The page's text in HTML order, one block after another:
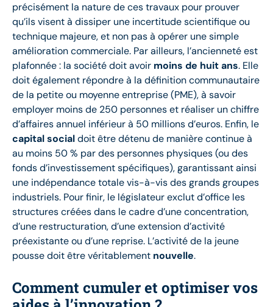
précisément la nature de ces travaux pour prouver
qu’ils visent à dissiper une incertitude scientifique ou
technique majeure, et non pas à opérer une simple
amélioration commerciale. Par ailleurs, l’ancienneté est
plafonnée : la société doit avoir moins de huit ans. Elle
doit également répondre à la définition communautaire
de la petite ou moyenne entreprise (PME), à savoir
employer moins de 250 personnes et réaliser un chiffre
d’affaires annuel inférieur à 50 millions d’euros. Enfin, le
capital socialdoit être détenu de manière continue à
au moins 50 % par des personnes physiques (ou des
fonds d’investissement spécifiques), garantissant ainsi
une indépendance totale vis-à-vis des grands groupes
industriels. Pour finir, le législateur exclut d’office les
structures créées dans le cadre d’une concentration,
d’une restructuration, d’une extension d’activité
préexistante ou d’une reprise. L’activité de la jeune
pousse doit être véritablement nouvelle.
Comment cumuler et optimiser vos